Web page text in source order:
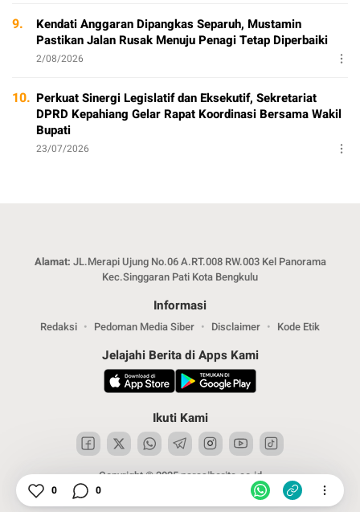
9.
Kendati Anggaran Dipangkas Separuh, Mustamin
Pastikan Jalan Rusak Menuju Penagi Tetap Diperbaiki
2/08/2026
10. Perkuat Sinergi Legislatif dan Eksekutif, Sekretariat
DPRD Kepahiang Gelar Rapat Koordinasi Bersama Wakil
Bupati
23/07/2026
Alamat: JL.Merapi Ujung No.06 A.RT.008 RW.003 Kel Panorama
Kec.Singgaran Pati Kota Bengkulu
Informasi
Redaksi Pedoman Media Siber Disclaimer Kode Etik
Jelajahi Berita di Apps Kami
Ikuti Kami
Copyright © 2025 narasiberita.co.id
0 0